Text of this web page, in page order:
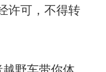
许可，不得转